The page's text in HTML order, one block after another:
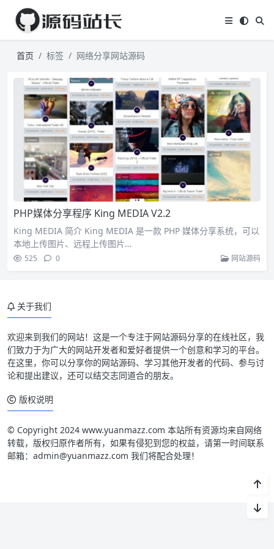
首页 标签 网络分享网站源码
PHP媒体分享程序 King MEDIA V2.2
King MEDIA 简介 King MEDIA 是一款 PHP 媒体分享系统，可以
本地上传图片、远程上传图片…
525 0 网站源码
关于我们
欢迎来到我们的网站！这是一个专注于网站源码分享的在线社区，我
们致力于为广大的网站开发者和爱好者提供一个创意和学习的平台。
在这里，你可以分享你的网站源码、学习其他开发者的代码、参与讨
论和提出建议，还可以结交志同道合的朋友。
版权说明
© Copyright 2024 www.yuanmazz.com 本站所有资源均来自网络
转载，版权归原作者所有，如果有侵犯到您的权益，请第一时间联系
邮箱：admin@yuanmazz.com 我们将配合处理！